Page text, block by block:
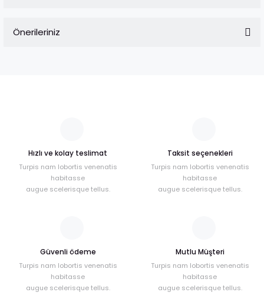
Önerileriniz
Ürün bilgilerinde hatalar bulunuyor.
Ürün fiyatı diğer sitelerden daha pahalı.
Bu ürüne benzer farklı alternatifler olmalı.
Hızlı ve kolay teslimat
Turpis nam lobortis venenatis
habitasse
augue scelerisque tellus.
Taksit seçenekleri
Turpis nam lobortis venenatis
habitasse
augue scelerisque tellus.
Güvenli ödeme
Turpis nam lobortis venenatis
habitasse
augue scelerisque tellus.
Mutlu Müşteri
Turpis nam lobortis venenatis
habitasse
augue scelerisque tellus.